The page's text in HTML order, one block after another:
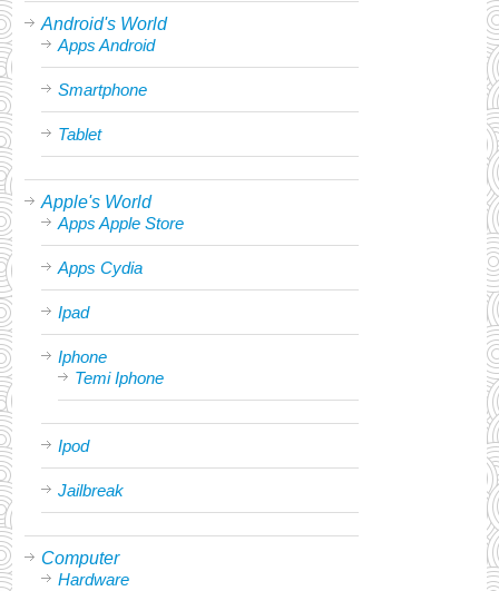
Android's World
Apps Android
Smartphone
Tablet
Apple's World
Apps Apple Store
Apps Cydia
Ipad
Iphone
Temi Iphone
Ipod
Jailbreak
Computer
Hardware